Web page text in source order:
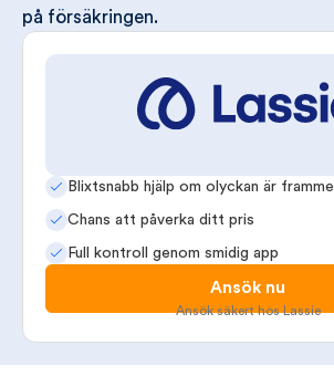
på försäkringen.
Blixtsnabb hjälp om olyckan är framme
Chans att påverka ditt pris
Full kontroll genom smidig app
Ansök nu
Ansök säkert hos Lassie